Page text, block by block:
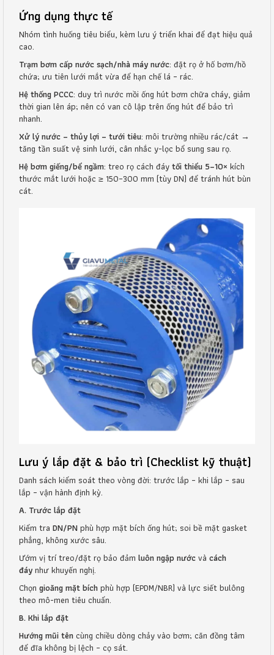
Ứng dụng thực tế
Nhóm tình huống tiêu biểu, kèm lưu ý triển khai để đạt hiệu quả
cao.
Trạm bơm cấp nước sạch/nhà máy nước: đặt rọ ở hố bơm/hồ
chứa; ưu tiên lưới mắt vừa để hạn chế lá – rác.
Hệ thống PCCC: duy trì nước mồi ống hút bơm chữa cháy, giảm
thời gian lên áp; nên có van cô lập trên ống hút để bảo trì
nhanh.
Xử lý nước – thủy lợi – tưới tiêu: môi trường nhiều rác/cát →
tăng tần suất vệ sinh lưới, cân nhắc y-lọc bổ sung sau rọ.
Hệ bơm giếng/bể ngầm: treo rọ cách đáytối thiểu 5–10× kích
thước mắt lưới hoặc ≥ 150–300 mm (tùy DN) để tránh hút bùn
cát.
Lưu ý lắp đặt & bảo trì (Checklist kỹ thuật)
Danh sách kiểm soát theo vòng đời: trước lắp – khi lắp – sau
lắp – vận hành định kỳ.
A. Trước lắp đặt
Kiểm tra DN/PNphù hợp mặt bích ống hút; soi bề mặt gasket
phẳng, không xước sâu.
Ướm vị trí treo/đặt rọ bảo đảm luôn ngập nướcvà cách
đáynhư khuyến nghị.
Chọn gioăng mặt bíchphù hợp (EPDM/NBR) và lực siết bulông
theo mô-men tiêu chuẩn.
B. Khi lắp đặt
Hướng mũi têncùng chiều dòng chảy vào bơm; căn đồng tâm
để đĩa không bị lệch – cọ sát.